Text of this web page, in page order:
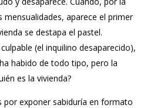
mensualidades, aparece el primer
se destapa el pastel.
(el inquilino desaparecido),
habido de todo tipo, pero la
es la vivienda?
por exponer sabiduría en formato